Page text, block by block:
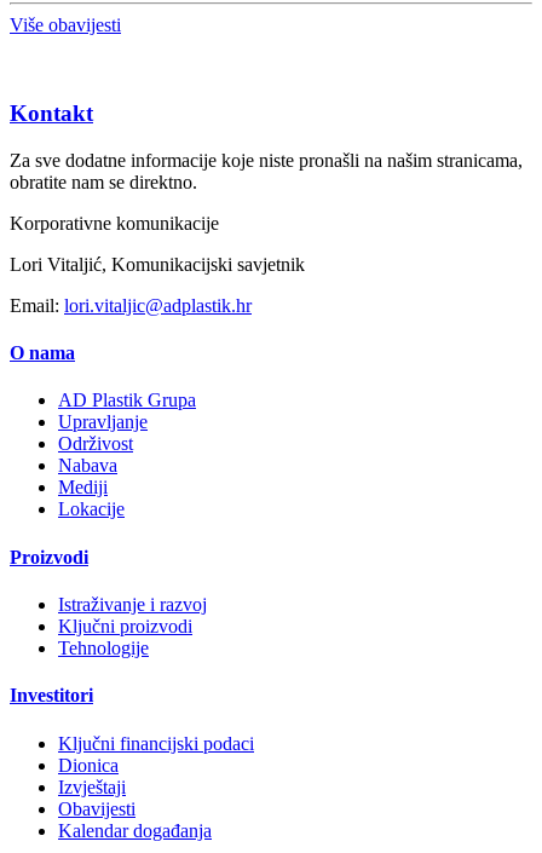
Više obavijesti
Kontakt
Za sve dodatne informacije koje niste pronašli na našim stranicama,
obratite nam se direktno.
Korporativne komunikacije
Lori Vitaljić, Komunikacijski savjetnik
Email: lori.vitaljic@adplastik.hr
O nama
AD Plastik Grupa
Upravljanje
Održivost
Nabava
Mediji
Lokacije
Proizvodi
Istraživanje i razvoj
Ključni proizvodi
Tehnologije
Investitori
Ključni financijski podaci
Dionica
Izvještaji
Obavijesti
Kalendar događanja